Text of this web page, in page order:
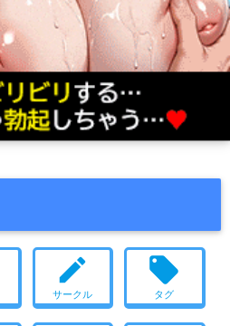
ラピス ラミィ ララネ
リアナ
リタ リトヴァ
リノ
リヴル リーナ
リーベ
レアン レイメイ
レオナ
イギス) レダ レミィ
レーヴ
フーロン
武王姫アリス
狩人フラン
クス 聞忠
酒呑童子(アイギス)
魔戦団長イングリッド
create
サークル
local_offer
タグ